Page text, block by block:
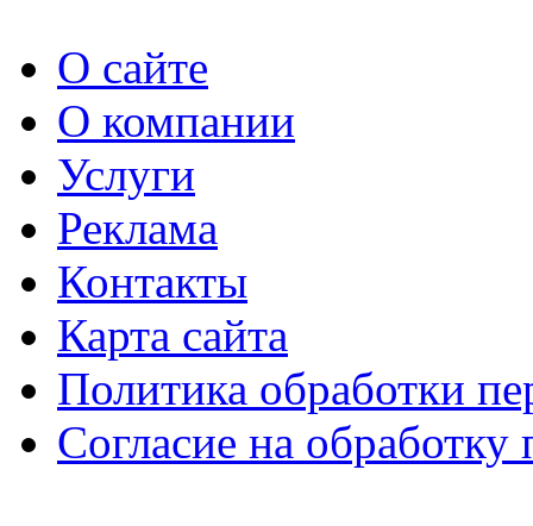
О сайте
О компании
Услуги
Реклама
Контакты
Карта сайта
Политика обработки
Согласие на